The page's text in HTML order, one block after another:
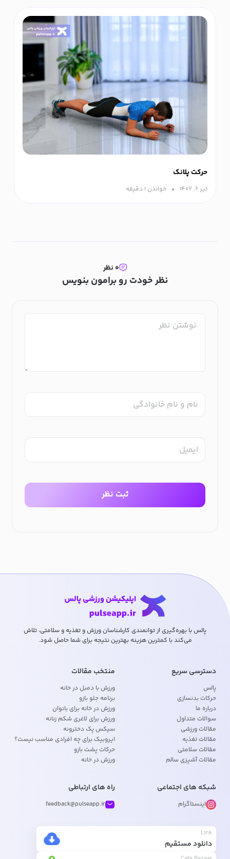
حرکت پلانک
تیر ۶, ۱۴۰۲ خواندن ۱ دقیقه‌
نظر خودت رو برامون بنویس
۰ نظر
نام و نام خانوادگی
ایمیل
ثبت نظر
پالس با بهره‌گیری از توانمندی کارشناسان ورزش و تغذیه و سلامتی، تلاش
می‌کند با کمترین هزینه بهترین نتیجه برای شما حاصل شود.
دسترسی سریع
پالس
حرکات بدنسازی
درباره ما
سوالات متداول
مقالات ورزشی
مقالات تغذیه
مقالات سلامتی
مقالات آشپزی سالم
منتخب مقالات
ورزش با دمبل در خانه
برنامه جلو بازو
ورزش در خانه برای بانوان
ورزش برای لاغری شکم زنانه
سیکس پک دخترونه
ایروبیک برای چه افرادی مناسب نیست؟
حرکات پشت بازو
ورزش در خانه
شبکه های اجتماعی
اینستاگرام
راه های ارتباطی
feedback@pulseapp.ir
Link
دانلود مستقیم